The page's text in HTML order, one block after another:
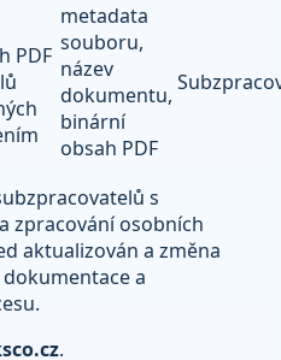
PDF
metadata
souboru,
název
dokumentu,
binární
obsah PDF
s
zpracování osobních
aktualizován a změna
a
.